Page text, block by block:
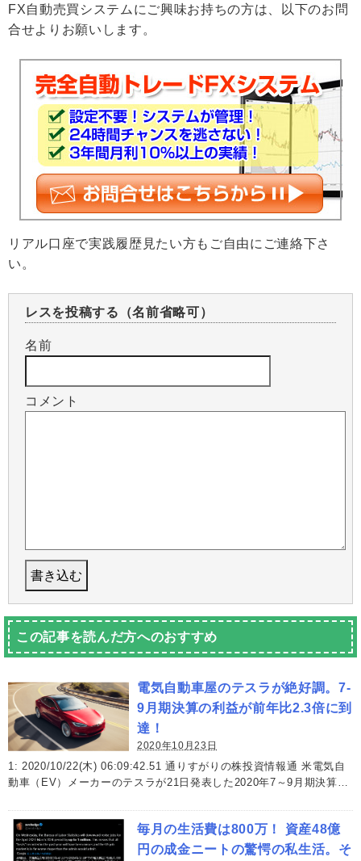
FX自動売買システムにご興味お持ちの方は、以下のお問
合せよりお願いします。
リアル口座で実践履歴見たい方もご自由にご連絡下さ
い。
レスを投稿する（名前省略可）
名前
コメント
この記事を読んだ方へのおすすめ
電気自動車屋のテスラが絶好調。7-
9月期決算の利益が前年比2.3倍に到
達！
2020年10月23日
1: 2020/10/22(木) 06:09:42.51 通りすがりの株投資情報通 米電気自
動車（EV）メーカーのテスラが21日発表した2020年7～9月期決算…
毎月の生活費は800万！ 資産48億
円の成金ニートの驚愕の私生活。そ